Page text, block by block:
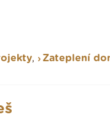
, Zateplení